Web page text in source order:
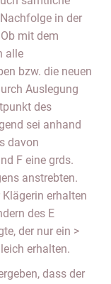
in der
mit dem
alle
bzw. die neuen
Auslegung
des
sei anhand
davon
F eine grds.
anstrebten.
erhalten
des E
der nur ein >
erhalten.
dass der